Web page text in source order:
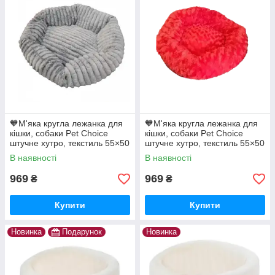
🧡М'яка кругла лежанка для
кішки, собаки Pet Choice
штучне хутро, текстиль 55×50
см Сіра
В наявності
969 ₴
Купити
🧡М'яка кругла лежанка для
кішки, собаки Pet Choice
штучне хутро, текстиль 55×50
см Червона
В наявності
969 ₴
Купити
Новинка Подарунок Новинка